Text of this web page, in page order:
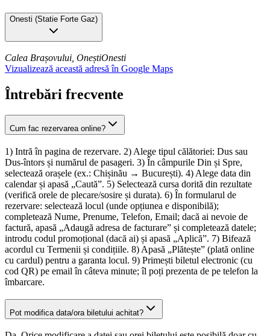
Onesti (Statie Forte Gaz)
Calea Brașovului, OneștiOnesti
Vizualizează această adresă în Google Maps
Întrebări frecvente
Cum fac rezervarea online?
1) Intră în pagina de rezervare. 2) Alege tipul călătoriei: Dus sau
Dus-întors și numărul de pasageri. 3) În câmpurile Din și Spre,
selectează orașele (ex.: Chișinău → București). 4) Alege data din
calendar și apasă „Caută”. 5) Selectează cursa dorită din rezultate
(verifică orele de plecare/sosire și durata). 6) În formularul de
rezervare: selectează locul (unde opțiunea e disponibilă);
completează Nume, Prenume, Telefon, Email; dacă ai nevoie de
factură, apasă „Adaugă adresa de facturare” și completează datele;
introdu codul promoțional (dacă ai) și apasă „Aplică”. 7) Bifează
acordul cu Termenii și condițiile. 8) Apasă „Plătește” (plată online
cu cardul) pentru a garanta locul. 9) Primești biletul electronic (cu
cod QR) pe email în câteva minute; îl poți prezenta de pe telefon la
îmbarcare.
Pot modifica data/ora biletului achitat?